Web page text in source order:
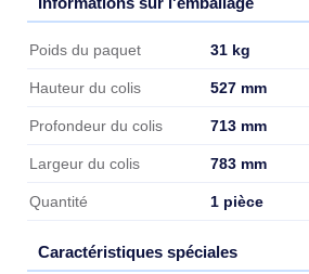
Informations sur l'emballage
Poids du paquet 31 kg
Hauteur du colis 527 mm
Profondeur du colis 713 mm
Largeur du colis 783 mm
Quantité 1 pièce
Caractéristiques spéciales